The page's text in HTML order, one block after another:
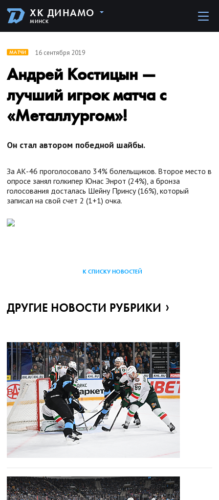
ХК ДИНАМО
МИНСК
МАТЧИ 16 сентября 2019
Андрей Костицын —
лучший игрок матча с
«Металлургом»!
Он стал автором победной шайбы.
За АК-46 проголосовало 34% болельщиков. Второе место в
опросе занял голкипер Юнас Энрот (24%), а бронза
голосования досталась Шейну Принсу (16%), который
записал на свой счет 2 (1+1) очка.
К СПИСКУ НОВОСТЕЙ
ДРУГИЕ НОВОСТИ РУБРИКИ